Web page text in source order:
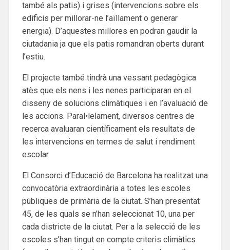
també als patis) i grises (intervencions sobre els
edificis per millorar-ne l’aïllament o generar
energia). D’aquestes millores en podran gaudir la
ciutadania ja que els patis romandran oberts durant
l’estiu.
El projecte també tindrà una vessant pedagògica
atès que els nens i les nenes participaran en el
disseny de solucions climàtiques i en l’avaluació de
les accions. Paral•lelament, diversos centres de
recerca avaluaran científicament els resultats de
les intervencions en termes de salut i rendiment
escolar.
El Consorci d’Educació de Barcelona ha realitzat una
convocatòria extraordinària a totes les escoles
públiques de primària de la ciutat. S’han presentat
45, de les quals se n’han seleccionat 10, una per
cada districte de la ciutat. Per a la selecció de les
escoles s’han tingut en compte criteris climàtics